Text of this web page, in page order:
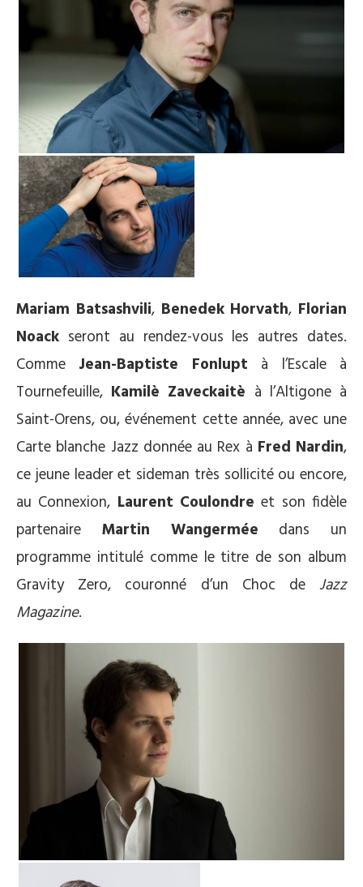
Mariam Batsashvili, Benedek Horvath, Florian
Noack seront au rendez-vous les autres dates.
Comme Jean-Baptiste Fonlupt à l’Escale à
Tournefeuille, Kamilè Zaveckaitè à l’Altigone à
Saint-Orens, ou, événement cette année, avec une
Carte blanche Jazz donnée au Rex à Fred Nardin,
ce jeune leader et sideman très sollicité ou encore,
au Connexion, Laurent Coulondre et son fidèle
partenaire Martin Wangermée dans un
programme intitulé comme le titre de son album
Gravity Zero, couronné d’un Choc de Jazz
Magazine.